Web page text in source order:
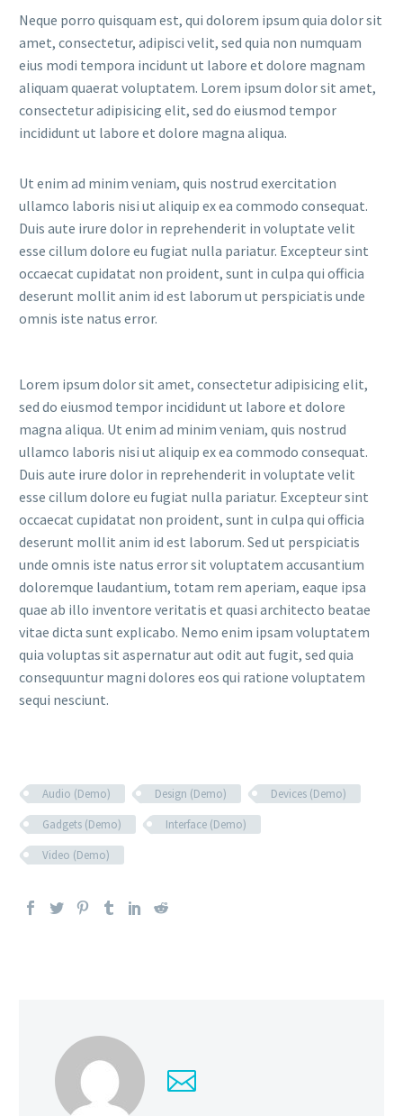
Neque porro quisquam est, qui dolorem ipsum quia dolor sit
amet, consectetur, adipisci velit, sed quia non numquam
eius modi tempora incidunt ut labore et dolore magnam
aliquam quaerat voluptatem. Lorem ipsum dolor sit amet,
consectetur adipisicing elit, sed do eiusmod tempor
incididunt ut labore et dolore magna aliqua.
Ut enim ad minim veniam, quis nostrud exercitation
ullamco laboris nisi ut aliquip ex ea commodo consequat.
Duis aute irure dolor in reprehenderit in voluptate velit
esse cillum dolore eu fugiat nulla pariatur. Excepteur sint
occaecat cupidatat non proident, sunt in culpa qui officia
deserunt mollit anim id est laborum ut perspiciatis unde
omnis iste natus error.
Lorem ipsum dolor sit amet, consectetur adipisicing elit,
sed do eiusmod tempor incididunt ut labore et dolore
magna aliqua. Ut enim ad minim veniam, quis nostrud
ullamco laboris nisi ut aliquip ex ea commodo consequat.
Duis aute irure dolor in reprehenderit in voluptate velit
esse cillum dolore eu fugiat nulla pariatur. Excepteur sint
occaecat cupidatat non proident, sunt in culpa qui officia
deserunt mollit anim id est laborum. Sed ut perspiciatis
unde omnis iste natus error sit voluptatem accusantium
doloremque laudantium, totam rem aperiam, eaque ipsa
quae ab illo inventore veritatis et quasi architecto beatae
vitae dicta sunt explicabo. Nemo enim ipsam voluptatem
quia voluptas sit aspernatur aut odit aut fugit, sed quia
consequuntur magni dolores eos qui ratione voluptatem
sequi nesciunt.
Audio (Demo) Design (Demo)
Devices (Demo)
Gadgets (Demo)
Interface (Demo)
Video (Demo)